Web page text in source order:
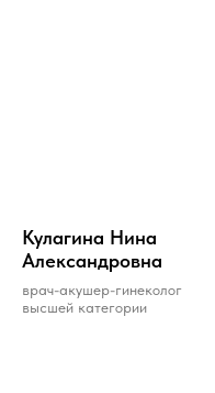
Кулaгинa Нинa
Aлексaндровнa
врач-акушер-гинеколог
высшей категории